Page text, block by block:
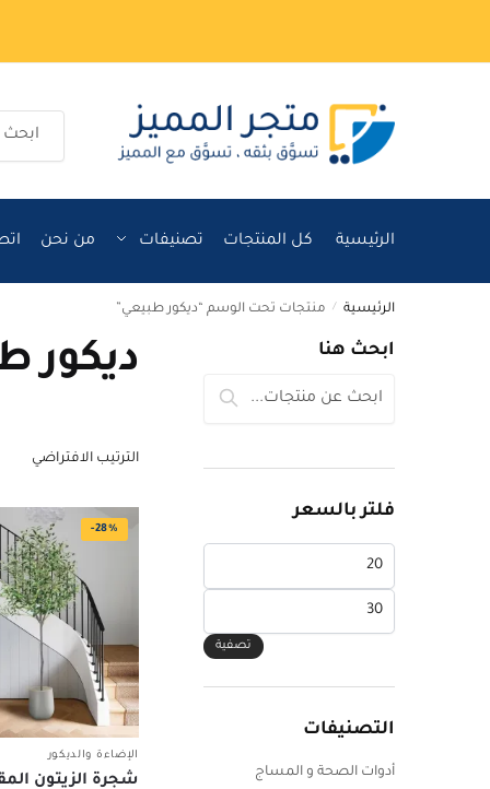
navigation
content
البحث
الرئيسية كل المنتجات تصنيفات من نحن
الرئيسية / منتجات تحت الوسم “ديكور طبيعي”
ديكور
-28%
الإضاءة والديكور
شجرة الزيتون
ابحث هنا
بحث
فلتر بالسعر
أدنى
أعلى
سعر
تصفية
التصنيفات
أدوات الصحة و المساج